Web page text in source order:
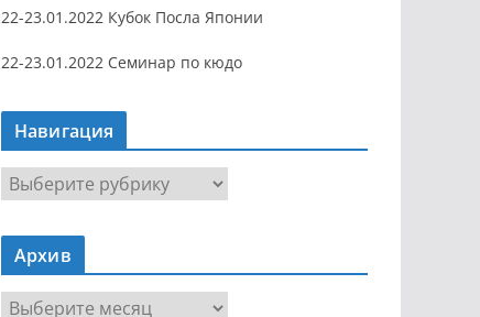
22-23.01.2022 Кубок Посла Японии
22-23.01.2022 Семинар по кюдо
Навигация
Н
а
в
г
Архив